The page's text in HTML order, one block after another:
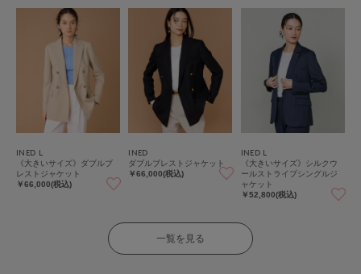
INED L
《大きいサイズ》ダブルブ
レストジャケット
￥66,000(税込)
INED
ダブルブレストジャケット
￥66,000(税込)
INED L
《大きいサイズ》シルクウ
ールストライプシングルジ
ャケット
￥52,800(税込)
一覧を見る